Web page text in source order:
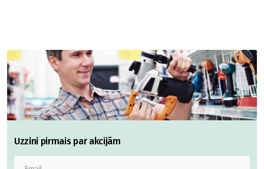
Uzzini pirmais par akcijām